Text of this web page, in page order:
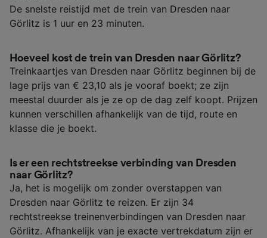
De snelste reistijd met de trein van Dresden naar
Görlitz is 1 uur en 23 minuten.
Hoeveel kost de trein van Dresden naar Görlitz?
Treinkaartjes van Dresden naar Görlitz beginnen bij de
lage prijs van € 23,10 als je vooraf boekt; ze zijn
meestal duurder als je ze op de dag zelf koopt. Prijzen
kunnen verschillen afhankelijk van de tijd, route en
klasse die je boekt.
Is er een rechtstreekse verbinding van Dresden
naar Görlitz?
Ja, het is mogelijk om zonder overstappen van
Dresden naar Görlitz te reizen. Er zijn 34
rechtstreekse treinenverbindingen van Dresden naar
Görlitz. Afhankelijk van je exacte vertrekdatum zijn er